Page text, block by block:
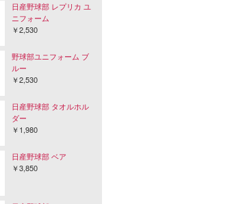
日産野球部 レプリカ ユ
ニフォーム
￥2,530
野球部ユニフォーム ブ
ルー
￥2,530
日産野球部 タオルホル
ダー
￥1,980
日産野球部 ベア
￥3,850